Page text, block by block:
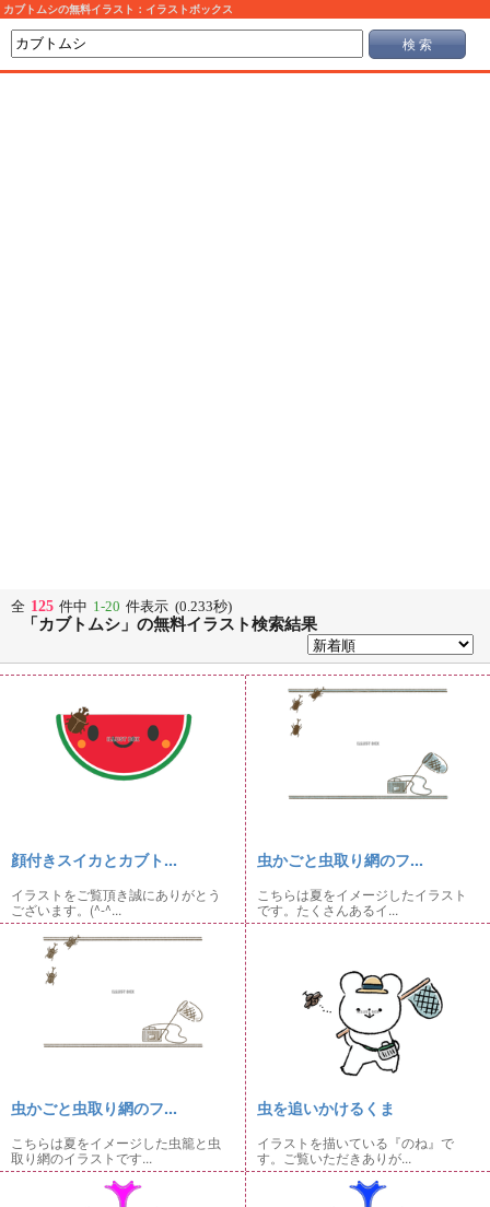
カブトムシの無料イラスト：イラストボックス
検 索
全 125 件中 1-20 件表示 (0.233秒)
「カブトムシ」の無料イラスト検索結果
顔付きスイカとカブト...
イラストをご覧頂き誠にありがとう
ございます。(^-^...
虫かごと虫取り網のフ...
こちらは夏をイメージしたイラスト
です。たくさんあるイ...
虫かごと虫取り網のフ...
こちらは夏をイメージした虫籠と虫
取り網のイラストです...
虫を追いかけるくま
イラストを描いている『のね』で
す。ご覧いただきありが...